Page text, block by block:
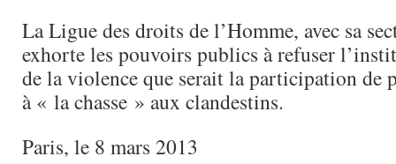
La Ligue des droits de l’Homme, avec sa
exhorte les pouvoirs publics à refuser
de la violence que serait la participation de
à « la chasse » aux clandestins.
Paris, le 8 mars 2013